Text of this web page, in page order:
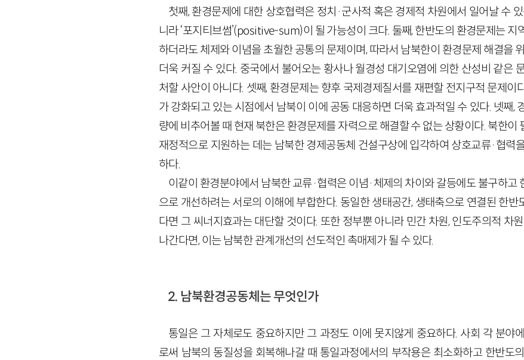
첫째, 환경문제에 대한 상호협력은 정치·군사적 혹은 경제적 차원에서 일어날 수
니라 ‘포지티브썸’(positive-sum)이 될 가능성이 크다. 둘째, 한반도의 환경문제는 지
하더라도 체제와 이념을 초월한 공통의 문제이며, 따라서 남북한이 환경문제 해결을
더욱 커질 수 있다. 중국에서 불어오는 황사나 월경성 대기오염에 의한 산성비 같은
처할 사안이 아니다. 셋째, 환경문제는 향후 국제경제질서를 재편할 전지구적 문제이
가 강화되고 있는 시점에서 남북이 이에 공동 대응하면 더욱 효과적일 수 있다. 넷째,
량에 비추어볼 때 현재 북한은 환경문제를 자력으로 해결할 수 없는 상황이다. 북한이
재정적으로 지원하는 데는 남북한 경제공동체 건설구상에 입각하여 상호교류·협력
하다.
이같이 환경분야에서 남북한 교류·협력은 이념·체제의 차이와 갈등에도 불구하고
으로 개선하려는 서로의 이해에 부합한다. 동일한 생태공간, 생태축으로 연결된 한
다면 그 씨너지효과는 대단할 것이다. 또한 정부뿐 아니라 민간 차원, 인도주의적 차
나간다면, 이는 남북한 관계개선의 선도적인 촉매제가 될 수 있다.
2. 남북환경공동체는 무엇인가
통일은 그 자체로도 중요하지만 그 과정도 이에 못지않게 중요하다. 사회 각 분야
로써 남북의 동질성을 회복해나갈 때 통일과정에서의 부작용은 최소화하고 한반도